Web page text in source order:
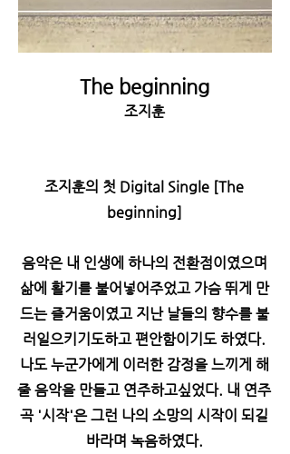
The beginning
조지훈
조지훈의 첫 Digital Single [The
beginning]
음악은 내 인생에 하나의 전환점이였으며
삶에 활기를 불어넣어주었고 가슴 뛰게 만
드는 즐거움이였고 지난 날들의 향수를 불
러일으키기도하고 편안함이기도 하였다.
나도 누군가에게 이러한 감정을 느끼게 해
줄 음악을 만들고 연주하고싶었다. 내 연주
곡 '시작'은 그런 나의 소망의 시작이 되길
바라며 녹음하였다.